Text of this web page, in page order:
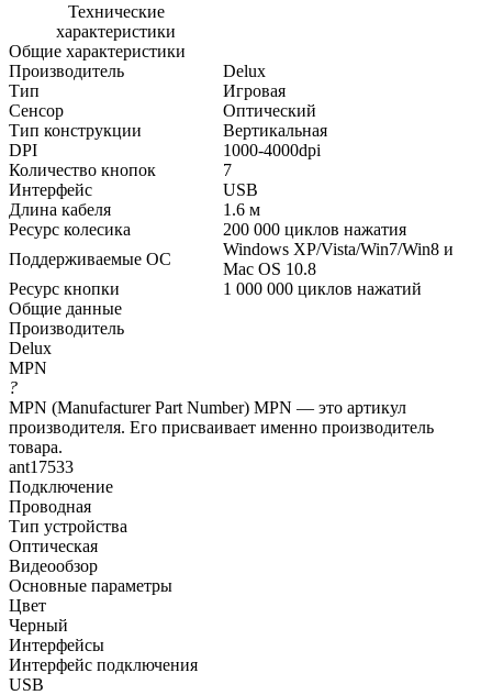
Технические
характеристики
Общие характеристики
Производитель
Delux
Тип
Игровая
Сенсор
Оптический
Тип конструкции
Вертикальная
DPI
1000-4000dpi
Количество кнопок
7
Интерфейс
USB
Длина кабеля
1.6 м
Ресурс колесика
200 000 циклов нажатия
Поддерживаемые ОС
Windows XP/Vista/Win7/Win8 и
Mac OS 10.8
Ресурс кнопки
1 000 000 циклов нажатий
Общие данные
Производитель
Delux
MPN
?
MPN (Manufacturer Part Number) MPN — это артикул
производителя. Его присваивает именно производитель
товара.
ant17533
Подключение
Проводная
Тип устройства
Оптическая
Видеообзор
Основные параметры
Цвет
Черный
Интерфейсы
Интерфейс подключения
USB